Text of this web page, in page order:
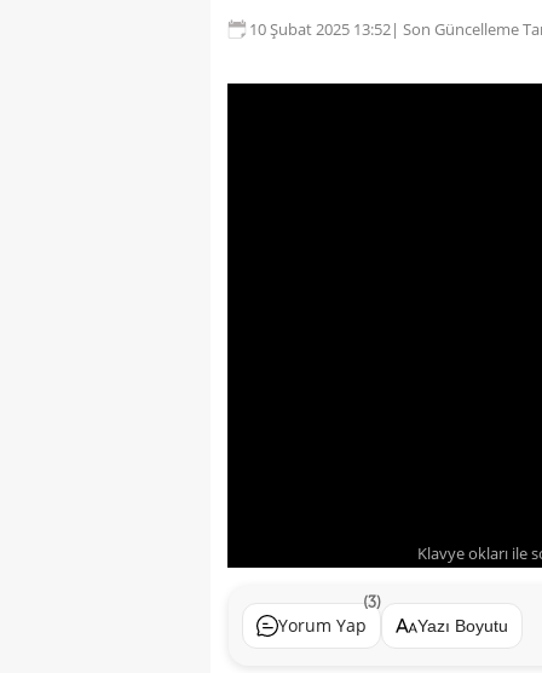
10 Şubat 2025 13:52| Son Güncelleme
Klavye okları ile
Yorum Yap
(3)
Yazı Boyutu